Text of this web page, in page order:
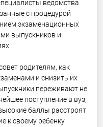
ведомства
с процедурой
экзаменационных
выпускников и
родителям, как
и снизить их
переживают не
поступление в вуз,
баллы расстроят
к своему ребенку.